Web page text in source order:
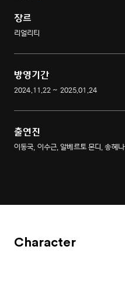
장르
리얼리티
방영기간
2024.11.22 ~ 2025.01.24
출연진
이동국, 이수근, 알베르토 몬디, 송혜나
Character